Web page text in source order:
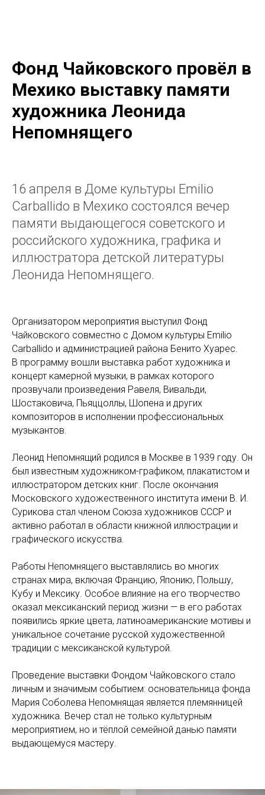
Фонд Чайковского провёл в
Мехико выставку памяти
художника Леонида
Непомнящего
16 апреля в Доме культуры Emilio
Carballido в Мехико состоялся вечер
памяти выдающегося советского и
российского художника, графика и
иллюстратора детской литературы
Леонида Непомнящего.
Организатором мероприятия выступил Фонд
Чайковского совместно с Домом культуры Emilio
Carballido и администрацией района Бенито Хуарес.
В программу вошли выставка работ художника и
концерт камерной музыки, в рамках которого
прозвучали произведения Равеля, Вивальди,
Шостаковича, Пьяццоллы, Шопена и других
композиторов в исполнении профессиональных
музыкантов.
Леонид Непомнящий родился в Москве в 1939 году. Он
был известным художником-графиком, плакатистом и
иллюстратором детских книг. После окончания
Московского художественного института имени В. И.
Сурикова стал членом Союза художников СССР и
активно работал в области книжной иллюстрации и
графического искусства.
Работы Непомнящего выставлялись во многих
странах мира, включая Францию, Японию, Польшу,
Кубу и Мексику. Особое влияние на его творчество
оказал мексиканский период жизни — в его работах
появились яркие цвета, латиноамериканские мотивы и
уникальное сочетание русской художественной
традиции с мексиканской культурой.
Проведение выставки Фондом Чайковского стало
личным и значимым событием: основательница фонда
Мария Соболева Непомнящая является племянницей
художника. Вечер стал не только культурным
мероприятием, но и тёплой семейной данью памяти
выдающемуся мастеру.